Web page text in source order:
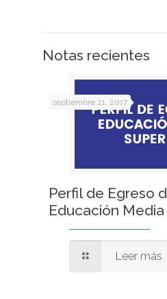
Notas recientes
septiembre 21, 2017
Perfil de Egreso
Educación
Leer más